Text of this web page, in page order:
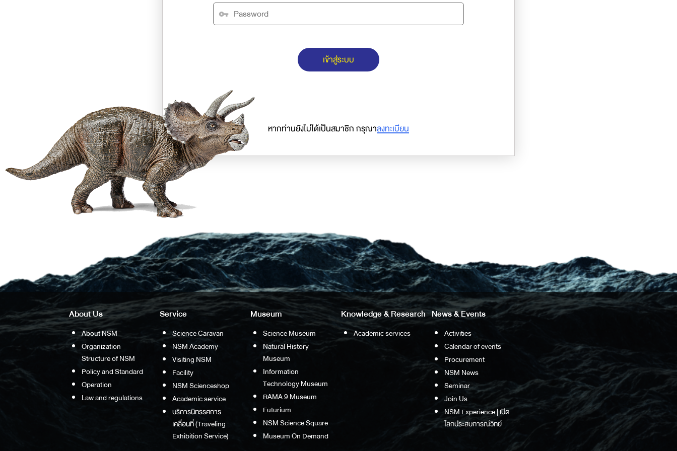
เข้าสู่ระบบ
หากท่านยังไม่ได้เป็นสมาชิก กรุณาลงทะเบียน
About Us
About NSM
Organization
Structure of NSM
Policy and Standard
Operation
Law and regulations
Service
Science Caravan
NSM Academy
Visiting NSM
Facility
NSM Scienceshop
Academic service
บริการนิทรรศการ
เคลื่อนที่ (Traveling
Exhibition Service)
Museum
Science Museum
Natural History
Museum
Information
Technology Museum
RAMA 9 Museum
Futurium
NSM Science Square
Museum On Demand
Knowledge & Research
Academic services
News & Events
Activities
Calendar of events
Procurement
NSM News
Seminar
Join Us
NSM Experience | เปิด
โลกประสบการณ์วิทย์